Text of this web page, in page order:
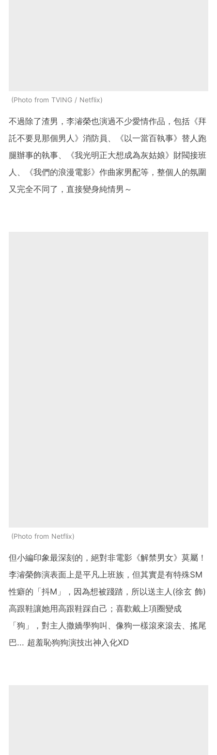
Photo from TVING / Netflix
不過除了渣男，李濬榮也演過不少愛情作品，包括《拜
託不要見那個男人》消防員、《以一當百執事》替人跑
腿辦事的執事、《我光明正大想成為灰姑娘》財閥接班
人、《我們的浪漫電影》作曲家男配等，整個人的氛圍
又完全不同了，直接變身純情男～
Photo from Netflix
但小編印象最深刻的，絕對非電影《解禁男女》莫屬！
李濬榮飾演表面上是平凡上班族，但其實是有特殊SM
性癖的「抖M」，因為想被踐踏，所以送主人(徐玄 飾)
高跟鞋讓她用高跟鞋踩自己；喜歡戴上項圈變成
「狗」，對主人撒嬌學狗叫、像狗一樣滾來滾去、搖尾
巴... 超羞恥狗狗演技出神入化XD